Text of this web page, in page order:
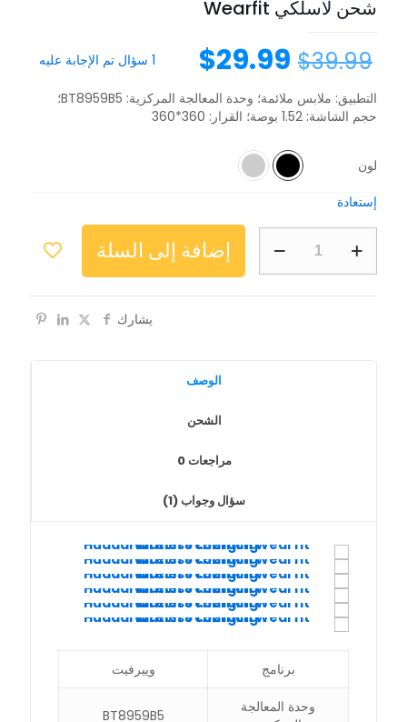
شحن لاسلكي Wearfit
1 سؤال تم الإجابة عليه $39.99
$29.99
التطبيق: ملابس ملائمة؛ وحدة المعالجة المركزية: BT8959B5؛
حجم الشاشة: 1.52 بوصة؛ القرار: 360*360
لون
إستعادة
إضافة إلى السلة
يشارك
الوصف
الشحن
مراجعات0
سؤال وجواب (1)
برنامج وييرفيت
وحدة المعالجة
BT8959B5